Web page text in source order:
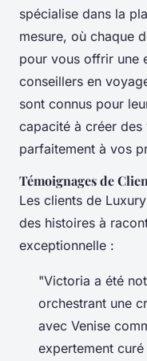
spécialise dans la
mesure, où chaque
pour vous offrir une
conseillers en
sont connus pour
capacité à créer
parfaitement à vos
Témoignages de
Les clients de
des histoires à
exceptionnelle :
"Victoria a été
orchestrant une
avec Venise
expertement